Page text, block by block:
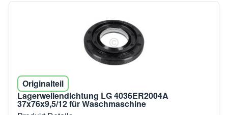
Originalteil
Lagerwellendichtung LG 4036ER2004A
37x76x9,5/12 für Waschmaschine